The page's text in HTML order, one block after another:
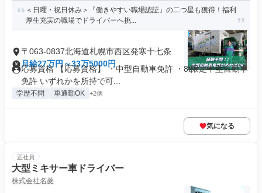
＜日曜・祝日休み＞『働きやすい職場認証』の二つ星も獲得！福利
厚生充実の職場でドライバーへ挑...
〒063-0837北海道札幌市西区発寒十七条
月給27万円～33万5000円
応募資格 【応募資格】 ・中型自動車免許 ・8t限定中型自動車
免許 いずれかを所持で可...
学歴不問 車通勤OK +2個
気になる
正社員
大型ミキサー車ドライバー
株式会社名菱